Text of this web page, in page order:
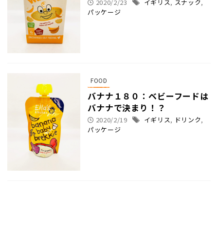
2020/2/23 イギリス, スナック,
パッケージ
FOOD
バナナ１８０：ベビーフードは
バナナで決まり！？
2020/2/19 イギリス, ドリンク,
パッケージ